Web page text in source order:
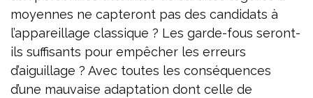
moyennes ne capteront pas des candidats à
l’appareillage classique ? Les garde-fous seront-
ils suffisants pour empêcher les erreurs
d’aiguillage ? Avec toutes les conséquences
d’une mauvaise adaptation dont celle de